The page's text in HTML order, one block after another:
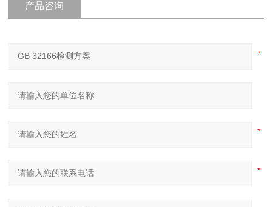
产品咨询